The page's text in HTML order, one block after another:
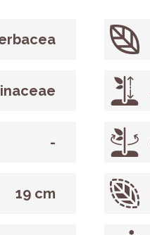
-
19 cm